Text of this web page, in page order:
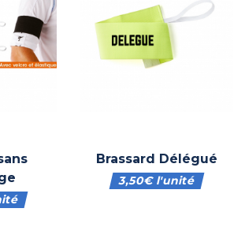
Brassard Délégué
3,50€l'unité